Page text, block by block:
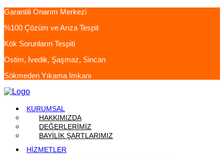
Garantili Onarım Merkezi
%100 Çözüm ve Arıza Tespit
Kök Sorunların Tespiti
Ostim, İvedik, Şaşmaz, Sincan
Sökmeden Yıkama İmkanı
KURUMSAL
HAKKIMIZDA
DEĞERLERİMİZ
BAYİLİK ŞARTLARIMIZ
HİZMETLER